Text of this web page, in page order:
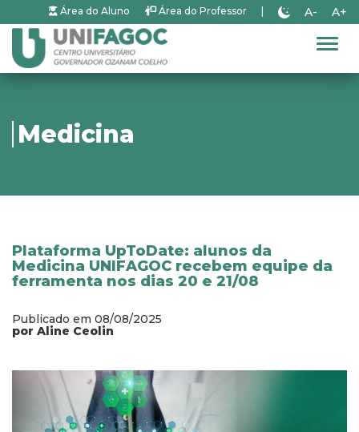
Área do Aluno Área do Professor A- A+
Medicina
Plataforma UpToDate: alunos da
Medicina UNIFAGOC recebem equipe da
ferramenta nos dias 20 e 21/08
Publicado em 08/08/2025
por Aline Ceolin